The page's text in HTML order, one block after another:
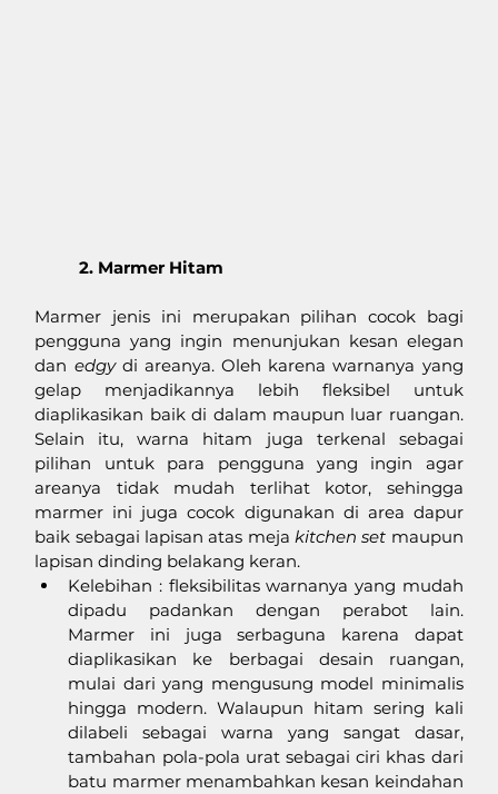
2. Marmer Hitam
Marmer jenis ini merupakan pilihan cocok bagi
pengguna yang ingin menunjukan kesan elegan
dan edgy di areanya. Oleh karena warnanya yang
gelap menjadikannya lebih fleksibel untuk
diaplikasikan baik di dalam maupun luar ruangan.
Selain itu, warna hitam juga terkenal sebagai
pilihan untuk para pengguna yang ingin agar
areanya tidak mudah terlihat kotor, sehingga
marmer ini juga cocok digunakan di area dapur
baik sebagai lapisan atas meja kitchen set maupun
lapisan dinding belakang keran.
Kelebihan : fleksibilitas warnanya yang mudah
dipadu padankan dengan perabot lain.
Marmer ini juga serbaguna karena dapat
diaplikasikan ke berbagai desain ruangan,
mulai dari yang mengusung model minimalis
hingga modern. Walaupun hitam sering kali
dilabeli sebagai warna yang sangat dasar,
tambahan pola-pola urat sebagai ciri khas dari
batu marmer menambahkan kesan keindahan